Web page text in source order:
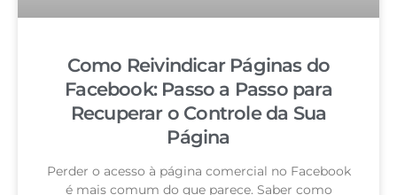
Como Reivindicar Páginas do
Facebook: Passo a Passo para
Recuperar o Controle da Sua
Página
Perder o acesso à página comercial no Facebook
é mais comum do que parece. Saber como